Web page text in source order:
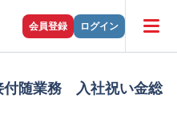
会員登録 ログイン
付随業務 入社祝い金総